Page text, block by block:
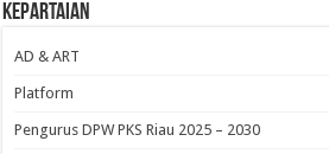
Kepartaian
AD & ART
Platform
Pengurus DPW PKS Riau 2025 – 2030